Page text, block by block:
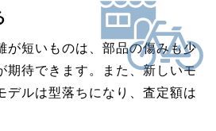
が短いものは、部品の傷みも少
期待できます。また、新しいモ
デルは型落ちになり、査定額は